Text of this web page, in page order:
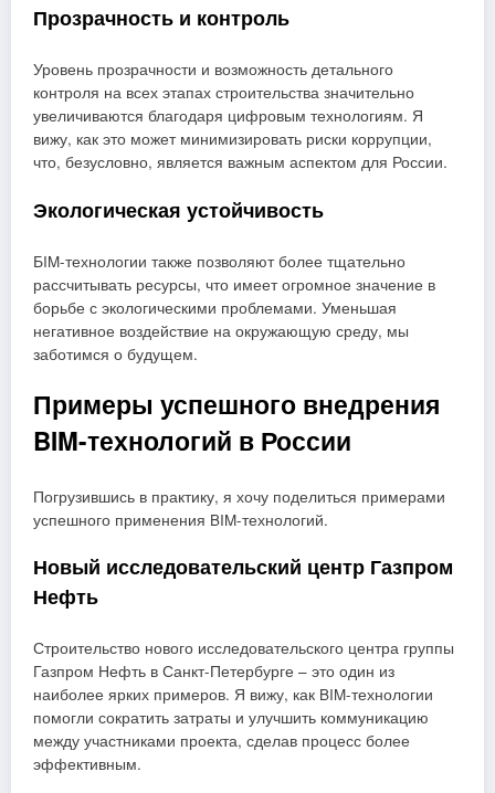
Прозрачность и контроль
Уровень прозрачности и возможность детального
контроля на всех этапах строительства значительно
увеличиваются благодаря цифровым технологиям. Я
вижу, как это может минимизировать риски коррупции,
что, безусловно, является важным аспектом для России.
Экологическая устойчивость
БIM-технологии также позволяют более тщательно
рассчитывать ресурсы, что имеет огромное значение в
борьбе с экологическими проблемами. Уменьшая
негативное воздействие на окружающую среду, мы
заботимся о будущем.
Примеры успешного внедрения
BIM-технологий в России
Погрузившись в практику, я хочу поделиться примерами
успешного применения BIM-технологий.
Новый исследовательский центр Газпром
Нефть
Строительство нового исследовательского центра группы
Газпром Нефть в Санкт-Петербурге – это один из
наиболее ярких примеров. Я вижу, как BIM-технологии
помогли сократить затраты и улучшить коммуникацию
между участниками проекта, сделав процесс более
эффективным.